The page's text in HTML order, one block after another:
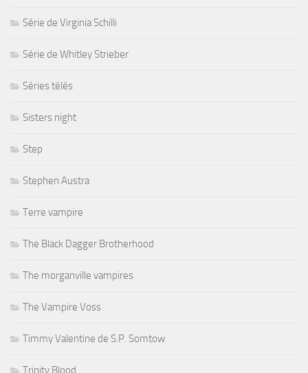
Série de Virginia Schilli
Série de Whitley Strieber
Séries télés
Sisters night
Step
Stephen Austra
Terre vampire
The Black Dagger Brotherhood
The morganville vampires
The Vampire Voss
Timmy Valentine de S.P. Somtow
Trinity Blood